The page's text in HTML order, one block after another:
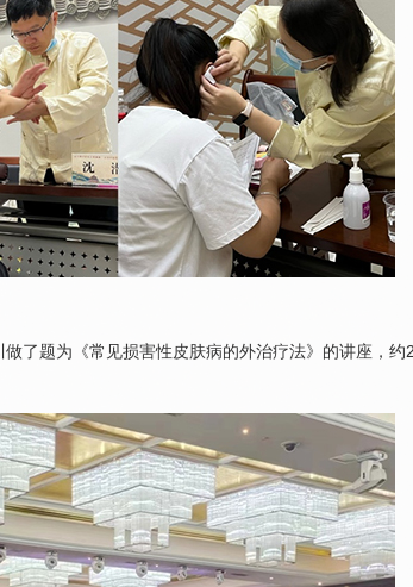
做了题为《常见损害性皮肤病的外治疗法》的讲座，约